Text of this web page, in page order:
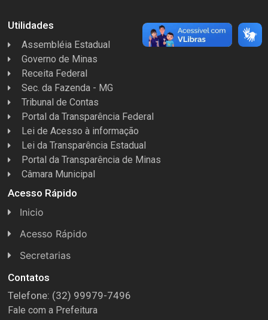
Utilidades
Assembléia Estadual
Governo de Minas
Receita Federal
Sec. da Fazenda - MG
Tribunal de Contas
Portal da Transparência Federal
Lei de Acesso à informação
Lei da Transparência Estadual
Portal da Transparência de Minas
Câmara Municipal
Acesso Rápido
Inicio
Acesso Rápido
Concursos
Conselhos
Espera Feliz Antigamente
Secretarias
Licitações
Secretaria de Esportes
Contatos
Telefone: (32) 99979-7496
Fale com a Prefeitura